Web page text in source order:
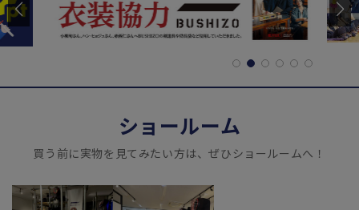
ショールーム
買う前に実物を見てみたい方は、ぜひショールームへ！